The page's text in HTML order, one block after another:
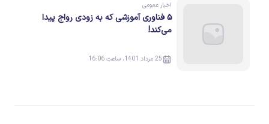
اخبار عمومی
۵ فناوری آموزشی که به زودی رواج پیدا
می‌کند!
25 مرداد 1401، ساعت 16:06